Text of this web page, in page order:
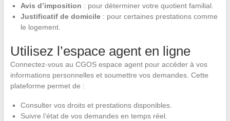
Avis d’imposition : pour déterminer votre quotient familial.
Justificatif de domicile: pour certaines prestations comme
le logement.
Utilisez l’espace agent en ligne
Connectez-vous au CGOS espace agent pour accéder à vos
informations personnelles et soumettre vos demandes. Cette
plateforme permet de :
Consulter vos droits et prestations disponibles.
Suivre l’état de vos demandes en temps réel.